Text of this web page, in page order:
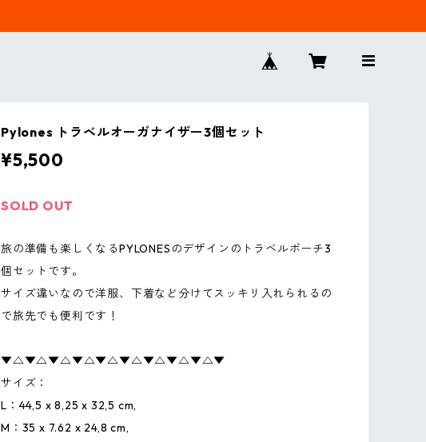
Pylones トラベルオーガナイザー3個セット
¥5,500
SOLD OUT
旅の準備も楽しくなるPYLONESのデザインのトラベルポーチ3
個セットです。
サイズ違いなので洋服、下着など分けてスッキリ入れられるの
で旅先でも便利です！
▼△▼△▼△▼△▼△▼△▼△▼△▼△▼
サイズ：
L：44,5 x 8,25 x 32,5 cm,
M：35 x 7.62 x 24,8 cm,